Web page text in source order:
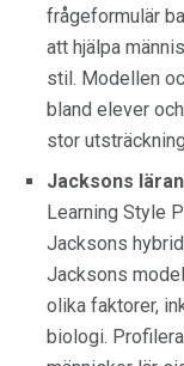
frågeformulär
att hjälpa
stil. Modellen
bland elever
stor
Jacksons
Learning Style
Jacksons
Jacksons
olika faktorer,
biologi.